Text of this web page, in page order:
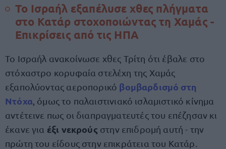
Το Ισραήλ εξαπέλυσε χθες πλήγματα
στο Κατάρ στοχοποιώντας τη Χαμάς -
Επικρίσεις από τις ΗΠΑ
Το Ισραήλ ανακοίνωσε χθες Τρίτη ότι έβαλε στο
στόχαστρο κορυφαία στελέχη της Χαμάς
εξαπολύοντας αεροπορικό βομβαρδισμό στη
Ντόχα , όμως το παλαιστινιακό ισλαμιστικό κίνημα
αντέτεινε πως οι διαπραγματευτές του επέζησαν κι
έκανε για έξι νεκρούς στην επιδρομή αυτή - την
πρώτη του είδους στην επικράτεια του Κατάρ.